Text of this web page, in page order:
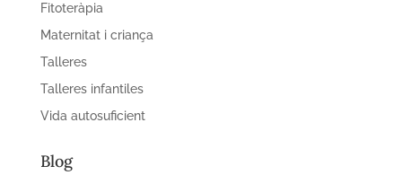
Fitoteràpia
Maternitat i criança
Talleres
Talleres infantiles
Vida autosuficient
Blog